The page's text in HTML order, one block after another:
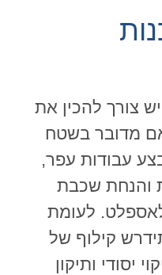
צורך להכין את
מדובר בשטח
עבודות עפר,
והנחת שכבת
לעומת
קילוף של
יסודי ותיקון